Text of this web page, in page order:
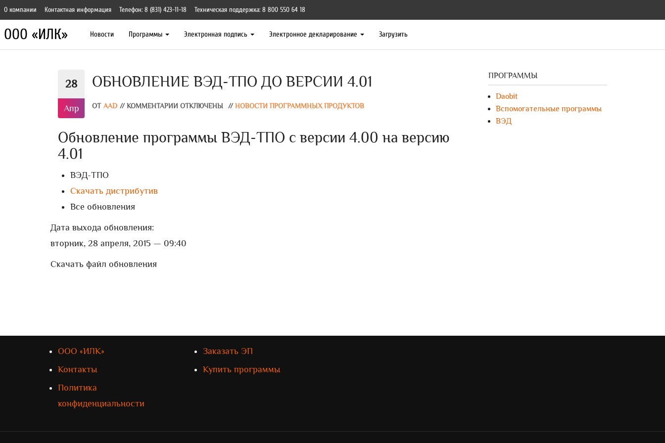
О компании Контактная информация Телефон: 8 (831) 423-11-18 Техническая поддержка: 8 800 550 64 18
ООО «ИЛК» Новости Программы Электронная подпись Электронное декларирование Загрузить
28
Апр
ОБНОВЛЕНИЕ ВЭД-ТПО ДО ВЕРСИИ 4.01
ОТ AAD // КОММЕНТАРИИ ОТКЛЮЧЕНЫ // НОВОСТИ ПРОГРАММНЫХ ПРОДУКТОВ
Обновление программы ВЭД-ТПО с версии 4.00 на версию
4.01
ВЭД-ТПО
Скачать дистрибутив
Все обновления
Дата выхода обновления:
вторник, 28 апреля, 2015 — 09:40
Скачать файл обновления
ПРОГРАММЫ
Daobit
Вспомогательные программы
ВЭД
ООО «ИЛК»
Контакты
Политика
конфиденциальности
Заказать ЭП
Купить программы